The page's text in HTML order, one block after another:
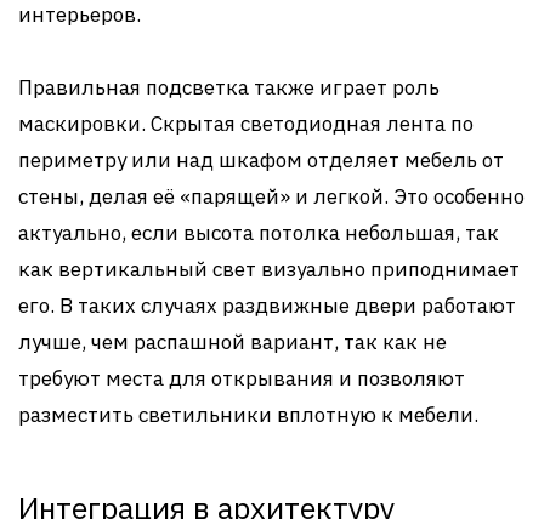
интерьеров.
Правильная подсветка также играет роль
маскировки. Скрытая светодиодная лента по
периметру или над шкафом отделяет мебель от
стены, делая её «парящей» и легкой. Это особенно
актуально, если высота потолка небольшая, так
как вертикальный свет визуально приподнимает
его. В таких случаях раздвижные двери работают
лучше, чем распашной вариант, так как не
требуют места для открывания и позволяют
разместить светильники вплотную к мебели.
Интеграция в архитектуру